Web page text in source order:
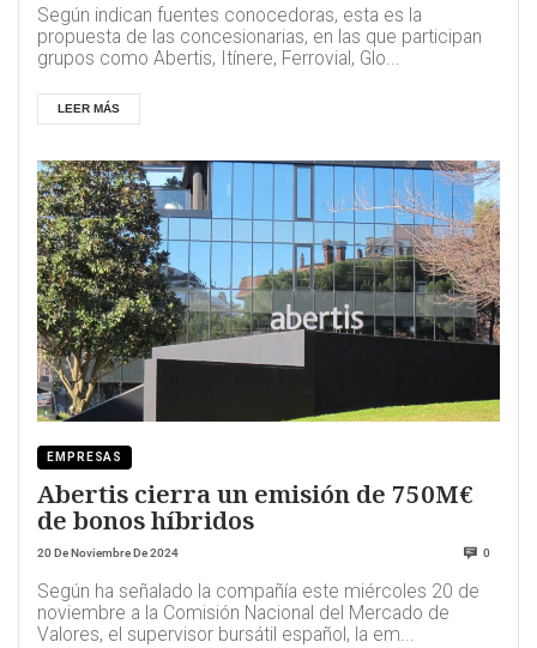
Según indican fuentes conocedoras, esta es la
propuesta de las concesionarias, en las que participan
grupos como Abertis, Itínere, Ferrovial, Glo...
LEER MÁS
EMPRESAS
Abertis cierra un emisión de 750M€
de bonos híbridos
20 De Noviembre De 2024 0
Según ha señalado la compañía este miércoles 20 de
noviembre a la Comisión Nacional del Mercado de
Valores, el supervisor bursátil español, la em...